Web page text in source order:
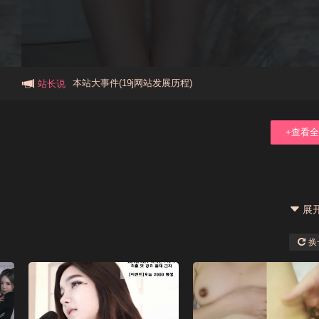
站长说 本站大事件(19j网站发展历程)
+查看
展
换